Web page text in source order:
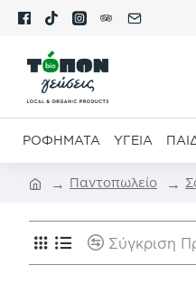
ΡΟΦΉΜΑΤΑ ΥΓΕΊΑ
Παντοπωλείο
Σύγκριση